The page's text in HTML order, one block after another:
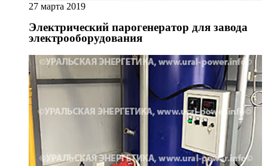
27 марта 2019
Электрический парогенератор для завода
электрооборудования